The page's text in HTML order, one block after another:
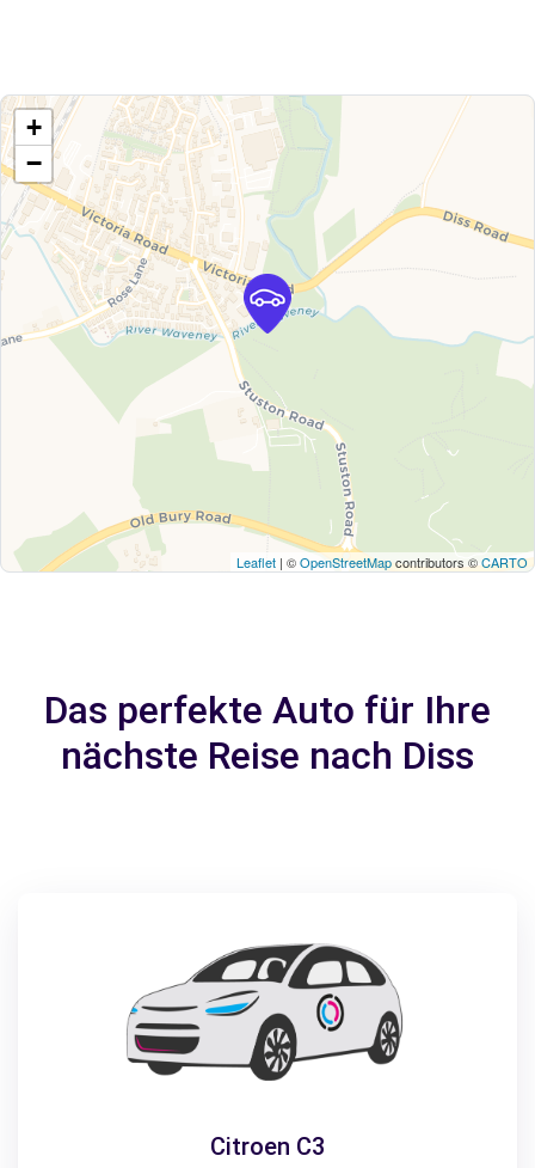
+
−
Leaflet | ©OpenStreetMapcontributors ©CARTO
Das perfekte Auto für Ihre
nächste Reise nach Diss
Citroen C3